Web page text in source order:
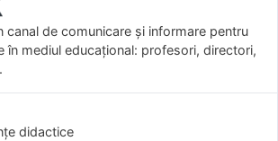
canal de comunicare și informare pentru
în mediul educațional: profesori, directori,